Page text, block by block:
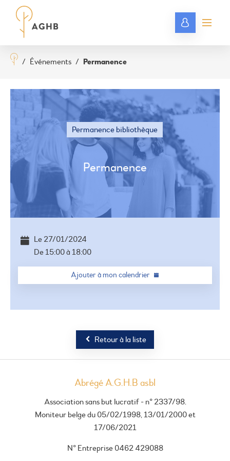
/ Événements / Permanence
Permanence bibliothèque
Permanence
Le 27/01/2024
De 15:00à 18:00
Ajouter à mon calendrier
Retour à la liste
Abrégé A.G.H.B asbl
Association sans but lucratif - n° 2337/98.
Moniteur belge du 05/02/1998, 13/01/2000 et
17/06/2021
N° Entreprise 0462 429088